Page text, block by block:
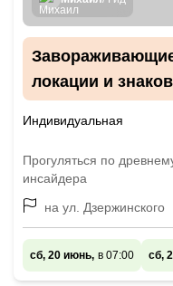
локации и
Индивидуальная
Прогуляться по
инсайдера
на ул. Дзержинского
сб, 20 июнь, в 07:00 сб,